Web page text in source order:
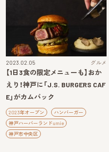
2023.02.05 グルメ
【1日3食の限定メニューも】おか
えり！神戸に「J.S. BURGERS CAF
E」がカムバック
2023年オープン
ハンバーガー
神戸ハーバーランドumie
神戸市中央区